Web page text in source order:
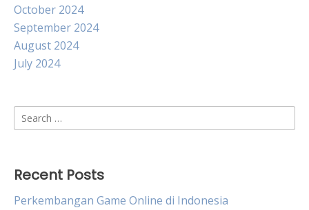
October 2024
September 2024
August 2024
July 2024
Search
for:
Recent Posts
Perkembangan Game Online di Indonesia